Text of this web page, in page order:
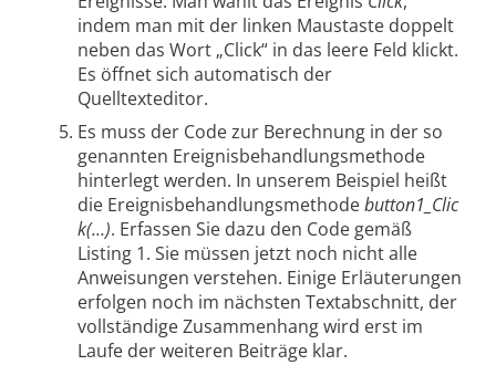
indem man mit der linken Maustaste doppelt
neben das Wort „Click“ in das leere Feld klickt.
Es öffnet sich automatisch der
Quelltexteditor.
Es muss der Code zur Berechnung in der so
genannten Ereignisbehandlungsmethode
hinterlegt werden. In unserem Beispiel heißt
die Ereignisbehandlungsmethodebutton1_Clic
k(…). Erfassen Sie dazu den Code gemäß
Listing 1. Sie müssen jetzt noch nicht alle
Anweisungen verstehen. Einige Erläuterungen
erfolgen noch im nächsten Textabschnitt, der
vollständige Zusammenhang wird erst im
Laufe der weiteren Beiträge klar.